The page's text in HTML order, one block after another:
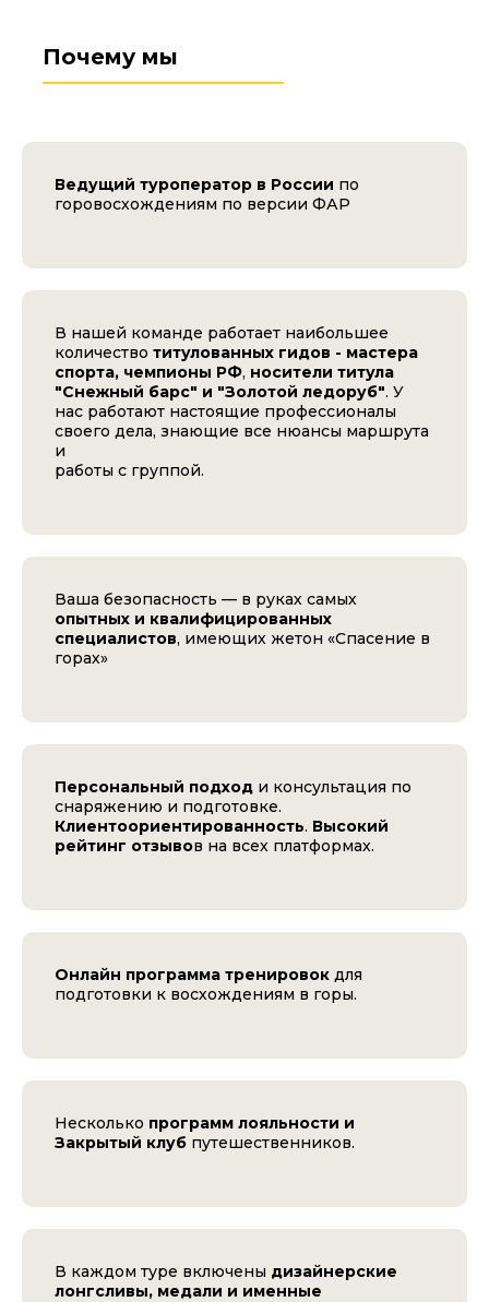
Почему мы
Ведущий туроператор в России по
горовосхождениям по версии ФАР
В нашей команде работает наибольшее
количество титулованных гидов - мастера
спорта, чемпионы РФ, носители титула
"Снежный барс" и "Золотой ледоруб". У
нас работают настоящие профессионалы
своего дела, знающие все нюансы маршрута
и
работы с группой.
Ваша безопасность — в руках самых
опытных и квалифицированных
специалистов, имеющих жетон «Спасение в
горах»
Персональный подход и консультация по
снаряжению и подготовке.
Клиентоориентированность. Высокий
рейтинг отзывов на всех платформах.
Онлайн программа тренировок для
подготовки к восхождениям в горы.
Несколько программ лояльности и
Закрытый клуб путешественников.
В каждом туре включены дизайнерские
лонгсливы, медали и именные